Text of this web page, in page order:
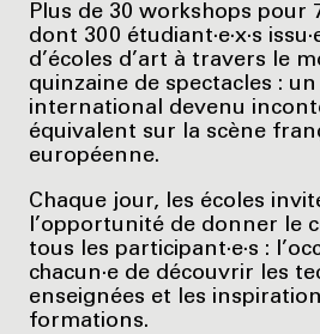
Plus de 30 workshops pour
dont 300 étudiant·e·x·s
d’écoles d’art à travers le
quinzaine de spectacles :
international devenu
équivalent sur la scène
européenne.
Chaque jour, les écoles
l’opportunité de donner le
tous les participant·e·s :
chacun·e de découvrir les
enseignées et les
formations.